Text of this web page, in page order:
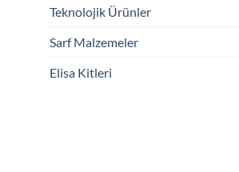
Teknolojik Ürünler
Sarf Malzemeler
Elisa Kitleri